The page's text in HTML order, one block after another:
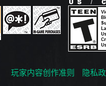
玩家内容创作准则 隐私